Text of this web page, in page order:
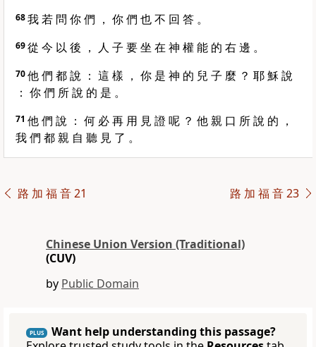
68我 若 問 你 們 ， 你 們 也 不 回 答 。
69從 今 以 後 ， 人 子 要 坐 在 神 權 能 的 右 邊 。
70他 們 都 說 ： 這 樣 ， 你 是 神 的 兒 子 麼 ？ 耶 穌 說
： 你 們 所 說 的 是 。
71 他 們 說 ： 何 必 再 用 見 證 呢 ？ 他 親 口 所 說 的 ，
我 們 都 親 自 聽 見 了 。
路 加 福 音 21 路 加 福 音 23
Chinese Union Version (Traditional)
(CUV)
by Public Domain
PLUS
Want help understanding this passage?